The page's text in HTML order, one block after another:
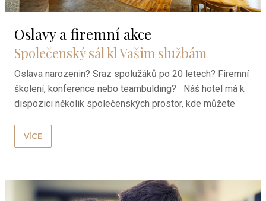
Oslavy a firemní akce
Společenský sál kl Vašim službám
Oslava narozenin? Sraz spolužáků po 20 letech? Firemní
školení, konference nebo teambulding? Náš hotel má k
dispozici několik společenských prostor, kde můžete
VÍCE